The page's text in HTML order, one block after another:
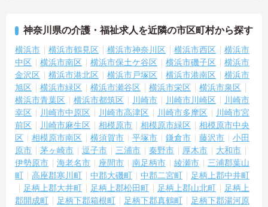
神奈川県の介護・福祉求人を近隣の市区町村から探す
横浜市 横浜市鶴見区 横浜市神奈川区 横浜市西区
横浜市
中区
横浜市南区 横浜市保土ケ谷区 横浜市磯子区
横浜市
金沢区
横浜市港北区 横浜市戸塚区 横浜市港南区
横浜市
旭区
横浜市緑区 横浜市瀬谷区 横浜市栄区
横浜市泉区
横浜市青葉区
横浜市都筑区 川崎市 川崎市川崎区
川崎市
幸区
川崎市中原区 川崎市高津区 川崎市多摩区
川崎市宮
前区
川崎市麻生区 相模原市 相模原市緑区
相模原市中央
区
相模原市南区 横須賀市 平塚市 鎌倉市 藤沢市
小田
原市
茅ヶ崎市 逗子市 三浦市 秦野市 厚木市
大和市
伊勢原市
海老名市 座間市 南足柄市 綾瀬市
三浦郡葉山
町
高座郡寒川町 中郡大磯町 中郡二宮町
足柄上郡中井町
足柄上郡大井町
足柄上郡松田町 足柄上郡山北町
足柄上
郡開成町
足柄下郡箱根町 足柄下郡真鶴町
足柄下郡湯河原